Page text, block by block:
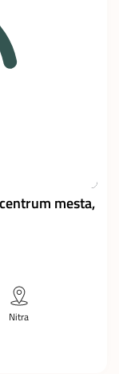
mesta,
Nitra